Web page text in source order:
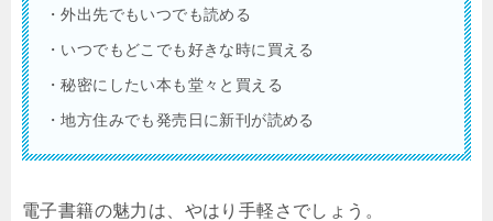
・外出先でもいつでも読める
・いつでもどこでも好きな時に買える
・秘密にしたい本も堂々と買える
・地方住みでも発売日に新刊が読める
電子書籍の魅力は、やはり手軽さでしょう。